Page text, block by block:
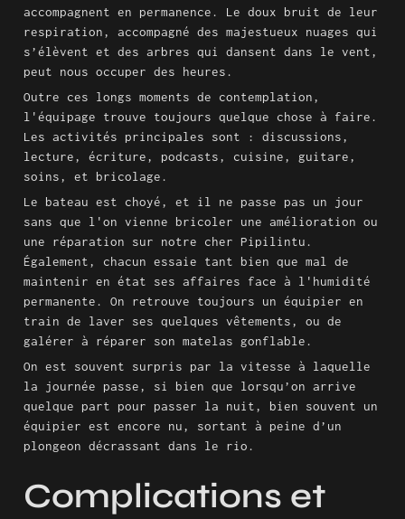
accompagnent en permanence. Le doux bruit de leur
respiration, accompagné des majestueux nuages qui
s’élèvent et des arbres qui dansent dans le vent,
peut nous occuper des heures.
Outre ces longs moments de contemplation,
l'équipage trouve toujours quelque chose à faire.
Les activités principales sont : discussions,
lecture, écriture, podcasts, cuisine, guitare,
soins, et bricolage.
Le bateau est choyé, et il ne passe pas un jour
sans que l'on vienne bricoler une amélioration ou
une réparation sur notre cher Pipilintu.
Également, chacun essaie tant bien que mal de
maintenir en état ses affaires face à l'humidité
permanente. On retrouve toujours un équipier en
train de laver ses quelques vêtements, ou de
galérer à réparer son matelas gonflable.
On est souvent surpris par la vitesse à laquelle
la journée passe, si bien que lorsqu’on arrive
quelque part pour passer la nuit, bien souvent un
équipier est encore nu, sortant à peine d’un
plongeon décrassant dans le rio.
Complications et